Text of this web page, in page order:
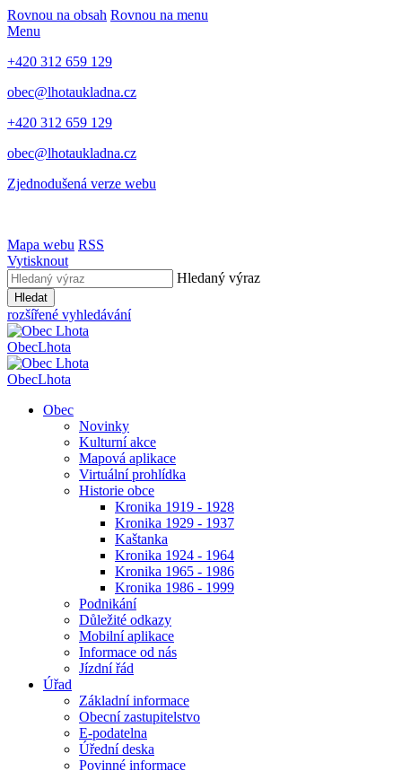
Rovnou na obsah Rovnou na menu
Menu
+420 312 659 129
obec@lhotaukladna.cz
+420 312 659 129
obec@lhotaukladna.cz
Zjednodušená verze webu
Mapa webu RSS
Vytisknout
Hledaný výraz
Hledat
rozšířené vyhledávání
ObecLhota
ObecLhota
Obec
Novinky
Kulturní akce
Mapová aplikace
Virtuální prohlídka
Historie obce
Kronika 1919 - 1928
Kronika 1929 - 1937
Kaštanka
Kronika 1924 - 1964
Kronika 1965 - 1986
Kronika 1986 - 1999
Podnikání
Důležité odkazy
Mobilní aplikace
Informace od nás
Jízdní řád
Úřad
Základní informace
Obecní zastupitelstvo
E-podatelna
Úřední deska
Povinné informace